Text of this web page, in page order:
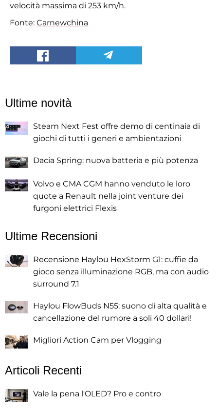
velocità massima di 253 km/h.
Fonte: Carnewchina
Ultime novità
Steam Next Fest offre demo di centinaia di
giochi di tutti i generi e ambientazioni
Dacia Spring: nuova batteria e più potenza
Volvo e CMA CGM hanno venduto le loro
quote a Renault nella joint venture dei
furgoni elettrici Flexis
Ultime Recensioni
Recensione Haylou HexStorm G1: cuffie da
gioco senza illuminazione RGB, ma con audio
surround 7.1
Haylou FlowBuds N55: suono di alta qualità e
cancellazione del rumore a soli 40 dollari!
Migliori Action Cam per Vlogging
Articoli Recenti
Vale la pena l'OLED? Pro e contro